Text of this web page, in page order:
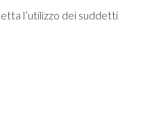
l’utilizzo dei suddetti